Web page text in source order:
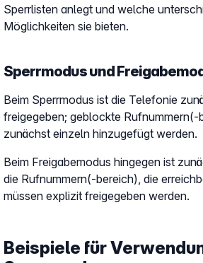
Sperrlisten anlegt und welche
Möglichkeiten sie bieten.
Sperrmodus und
Beim Sperrmodus ist die Telefonie
freigegeben; geblockte Rufnummern(-
zunächst einzeln hinzugefügt werden.
Beim Freigabemodus hingegen ist
die Rufnummern(-bereich), die
müssen explizit freigegeben werden.
Beispiele für